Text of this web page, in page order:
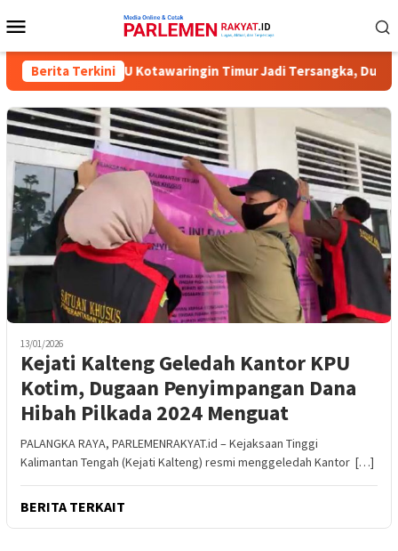
ke
Mobile
Berita TerkiniKPU Kotawaringin Timur Jadi Tersangka, Dugaan
13/01/2026
Kejati Kalteng Geledah Kantor KPU
Kotim, Dugaan Penyimpangan Dana
Hibah Pilkada 2024 Menguat
PALANGKA RAYA, PARLEMENRAKYAT.id – Kejaksaan Tinggi
Kalimantan Tengah (Kejati Kalteng) resmi menggeledah Kantor […]
BERITA TERKAIT